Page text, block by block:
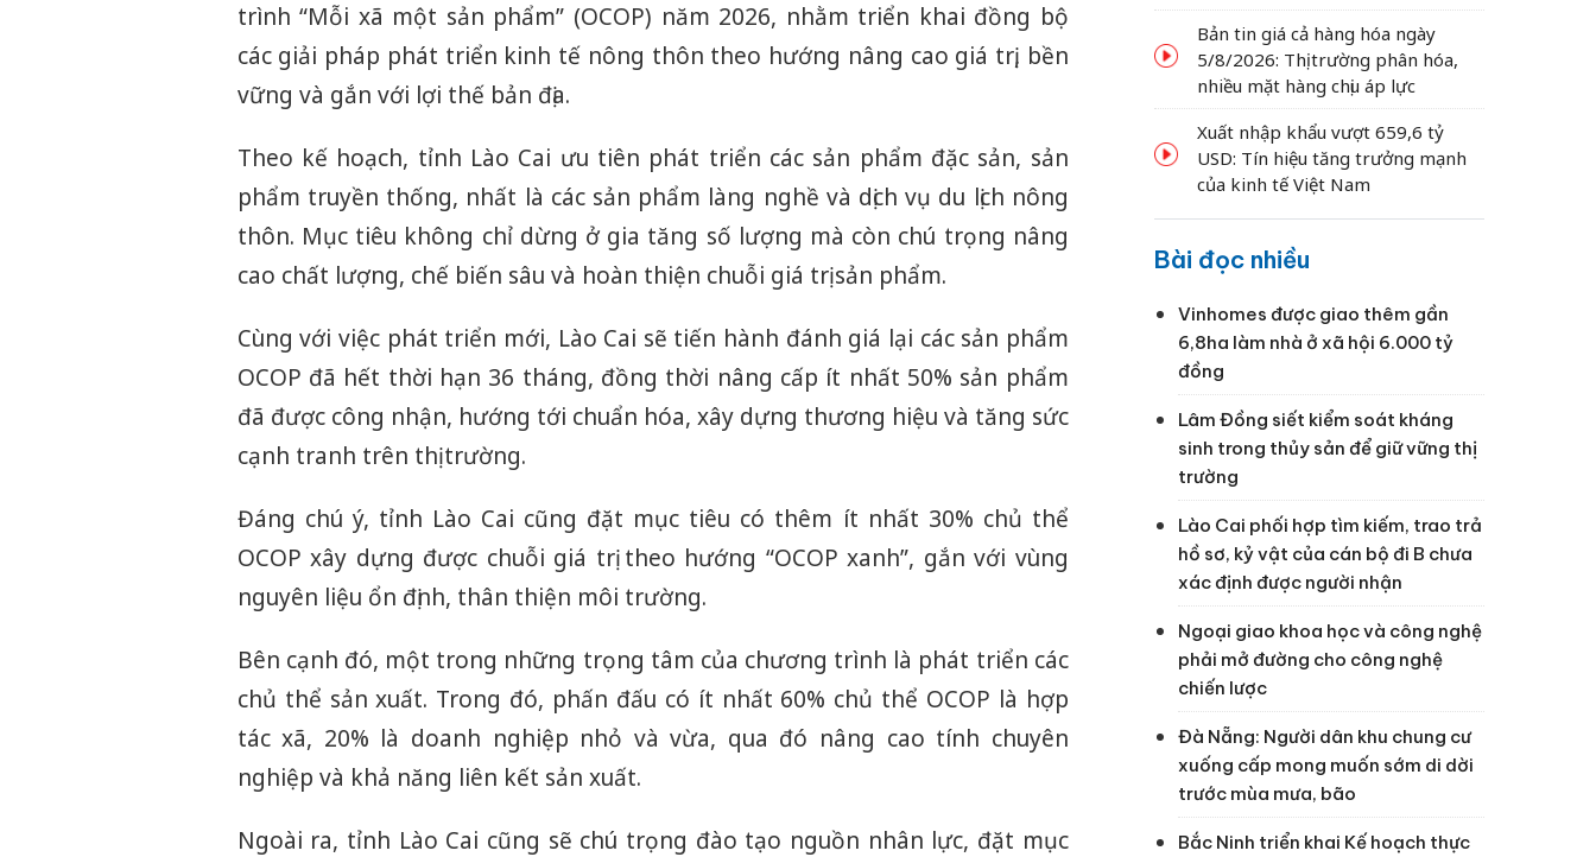
trình “Mỗi xã một sản phẩm” (OCOP) năm 2026, nhằm triển khai đồng bộ
các giải pháp phát triển kinh tế nông thôn theo hướng nâng cao giá trị, bền
vững và gắn với lợi thế bản địa.
Theo kế hoạch, tỉnh Lào Cai ưu tiên phát triển các sản phẩm đặc sản, sản
phẩm truyền thống, nhất là các sản phẩm làng nghề và dịch vụ du lịch nông
thôn. Mục tiêu không chỉ dừng ở gia tăng số lượng mà còn chú trọng nâng
cao chất lượng, chế biến sâu và hoàn thiện chuỗi giá trị sản phẩm.
Cùng với việc phát triển mới, Lào Cai sẽ tiến hành đánh giá lại các sản phẩm
OCOP đã hết thời hạn 36 tháng, đồng thời nâng cấp ít nhất 50% sản phẩm
đã được công nhận, hướng tới chuẩn hóa, xây dựng thương hiệu và tăng sức
cạnh tranh trên thị trường.
Đáng chú ý, tỉnh Lào Cai cũng đặt mục tiêu có thêm ít nhất 30% chủ thể
OCOP xây dựng được chuỗi giá trị theo hướng “OCOP xanh”, gắn với vùng
nguyên liệu ổn định, thân thiện môi trường.
Bên cạnh đó, một trong những trọng tâm của chương trình là phát triển các
chủ thể sản xuất. Trong đó, phấn đấu có ít nhất 60% chủ thể OCOP là hợp
tác xã, 20% là doanh nghiệp nhỏ và vừa, qua đó nâng cao tính chuyên
nghiệp và khả năng liên kết sản xuất.
Ngoài ra, tỉnh Lào Cai cũng sẽ chú trọng đào tạo nguồn nhân lực, đặt mục
Bản tin giá cả hàng hóa ngày
5/8/2026: Thị trường phân hóa,
nhiều mặt hàng chịu áp lực
Xuất nhập khẩu vượt 659,6 tỷ
USD: Tín hiệu tăng trưởng mạnh
của kinh tế Việt Nam
Bài đọc nhiều
Vinhomes được giao thêm gần
6,8ha làm nhà ở xã hội 6.000 tỷ
đồng
Lâm Đồng siết kiểm soát kháng
sinh trong thủy sản để giữ vững thị
trường
Lào Cai phối hợp tìm kiếm, trao trả
hồ sơ, kỷ vật của cán bộ đi B chưa
xác định được người nhận
Ngoại giao khoa học và công nghệ
phải mở đường cho công nghệ
chiến lược
Đà Nẵng: Người dân khu chung cư
xuống cấp mong muốn sớm di dời
trước mùa mưa, bão
Bắc Ninh triển khai Kế hoạch thực